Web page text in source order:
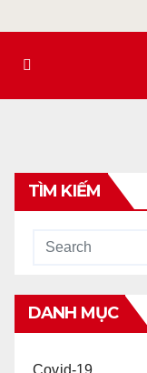
TÌM KIẾM
DANH MỤC
Covid-19